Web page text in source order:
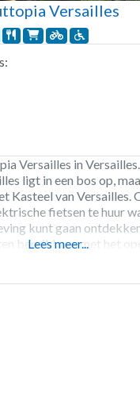
Versailles
Versailles in
ligt in een bos op,
Kasteel van Versailles.
fietsen te huur
kunt gaan
bereikbaar met het
Lees meer...